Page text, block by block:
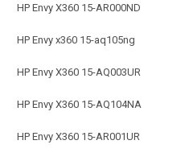
HP Envy X360 15-AR000ND
HP Envy x360 15-aq105ng
HP Envy X360 15-AQ003UR
HP Envy X360 15-AQ104NA
HP Envy X360 15-AR001UR